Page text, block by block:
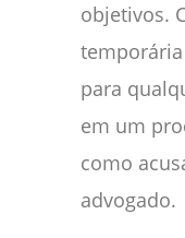
objetivos.
para
em um
como
advogado.